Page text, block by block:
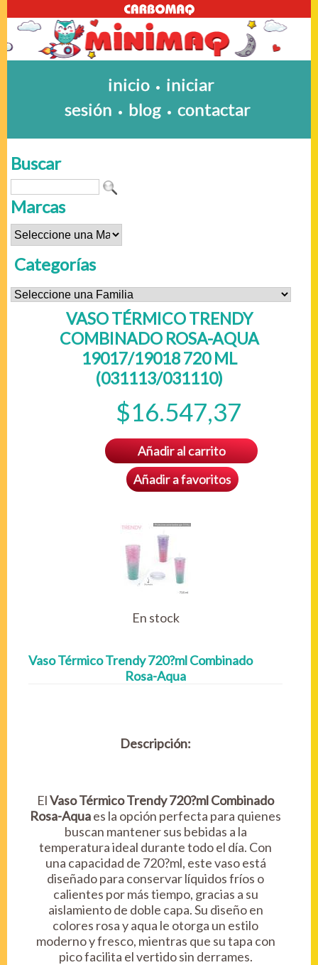
inicio • iniciar
sesión • blog • contactar
Buscar
Marcas
Categorías
VASO TÉRMICO TRENDY
COMBINADO ROSA-AQUA
19017/19018 720 ML
(031113/031110)
$16.547,37
Añadir al carrito
Añadir a favoritos
En stock
Vaso Térmico Trendy 720?ml Combinado
Rosa-Aqua
Descripción:
ElVaso Térmico Trendy 720?ml Combinado
Rosa-Aquaes la opción perfecta para quienes
buscan mantener sus bebidas a la
temperatura ideal durante todo el día. Con
una capacidad de 720?ml, este vaso está
diseñado para conservar líquidos fríos o
calientes por más tiempo, gracias a su
aislamiento de doble capa. Su diseño en
colores rosa y aqua le otorga un estilo
moderno y fresco, mientras que su tapa con
pico facilita el vertido sin derrames.